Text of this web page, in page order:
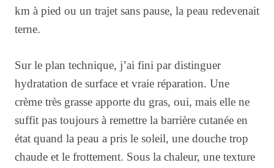
km à pied ou un trajet sans pause, la peau redevenait
terne.
Sur le plan technique, j’ai fini par distinguer
hydratation de surface et vraie réparation. Une
crème très grasse apporte du gras, oui, mais elle ne
suffit pas toujours à remettre la barrière cutanée en
état quand la peau a pris le soleil, une douche trop
chaude et le frottement. Sous la chaleur, une texture